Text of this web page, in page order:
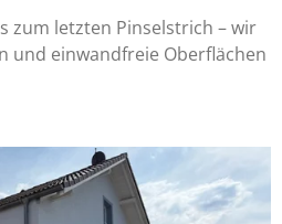
zum letzten Pinselstrich – wir
und einwandfreie Oberflächen